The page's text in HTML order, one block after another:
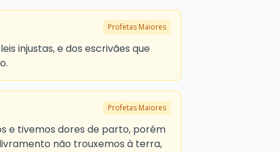
Profetas Maiores
injustas, e dos escrivães que
Profetas Maiores
e tivemos dores de parto, porém
não trouxemos à terra,